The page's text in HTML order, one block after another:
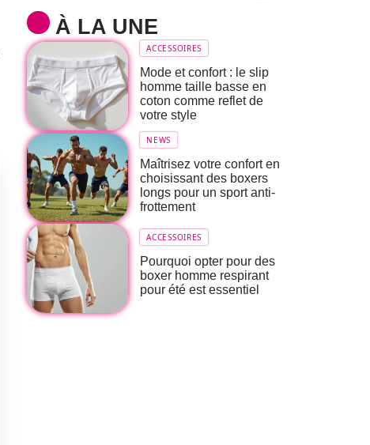
À LA UNE
ACCESSOIRES
Mode et confort : le slip
homme taille basse en
coton comme reflet de
votre style
NEWS
Maîtrisez votre confort en
choisissant des boxers
longs pour un sport anti-
frottement
ACCESSOIRES
Pourquoi opter pour des
boxer homme respirant
pour été est essentiel